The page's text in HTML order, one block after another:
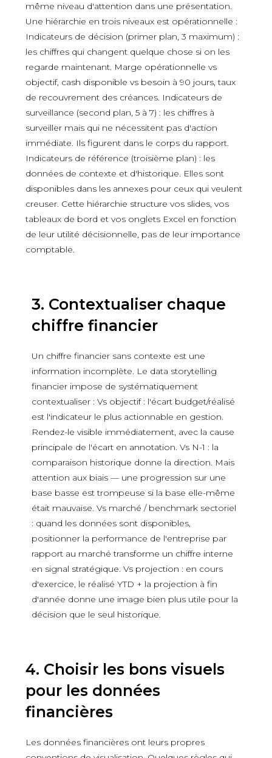
même niveau d'attention dans une présentation.
Une hiérarchie en trois niveaux est opérationnelle :
Indicateurs de décision (primer plan, 3 maximum) :
les chiffres qui changent quelque chose si on les
regarde maintenant. Marge opérationnelle vs
objectif, cash disponible vs besoin à 90 jours, taux
de recouvrement des créances. Indicateurs de
surveillance (second plan, 5 à 7) : les chiffres à
surveiller mais qui ne nécessitent pas d'action
immédiate. Ils figurent dans le corps du rapport.
Indicateurs de référence (troisième plan) : les
données de contexte et d'historique. Elles sont
disponibles dans les annexes pour ceux qui veulent
creuser. Cette hiérarchie structure vos slides, vos
tableaux de bord et vos onglets Excel en fonction
de leur utilité décisionnelle, pas de leur importance
comptable.
3. Contextualiser chaque
chiffre financier
Un chiffre financier sans contexte est une
information incomplète. Le data storytelling
financier impose de systématiquement
contextualiser : Vs objectif : l'écart budget/réalisé
est l'indicateur le plus actionnable en gestion.
Rendez-le visible immédiatement, avec la cause
principale de l'écart en annotation. Vs N-1 : la
comparaison historique donne la direction. Mais
attention aux biais — une progression sur une
base basse est trompeuse si la base elle-même
était mauvaise. Vs marché / benchmark sectoriel
: quand les données sont disponibles,
positionner la performance de l'entreprise par
rapport au marché transforme un chiffre interne
en signal stratégique. Vs projection : en cours
d'exercice, le réalisé YTD + la projection à fin
d'année donne une image bien plus utile pour la
décision que le seul historique.
4. Choisir les bons visuels
pour les données
financières
Les données financières ont leurs propres